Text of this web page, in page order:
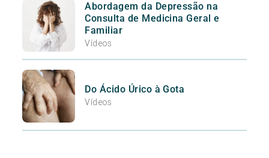
Abordagem da Depressão na
Consulta de Medicina Geral e
Familiar
Vídeos
Do Ácido Úrico à Gota
Vídeos